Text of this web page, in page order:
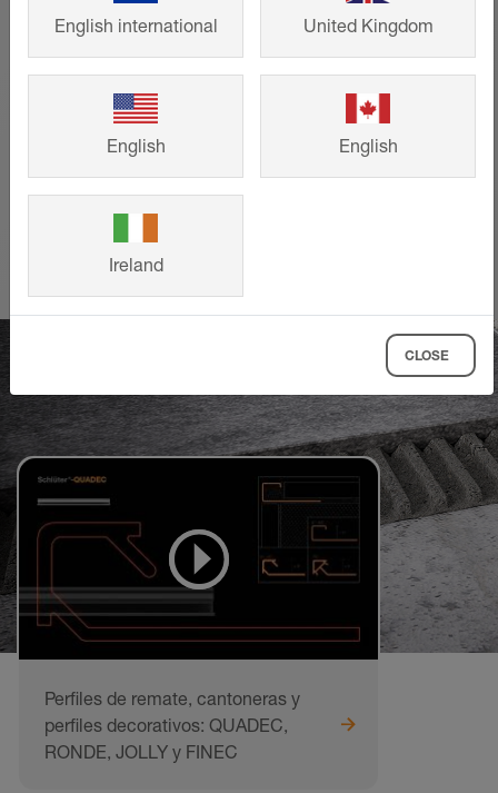
Systems garantizan un bonito diseño y
durabilidad a partes iguales. Deje que
de nuestros clientes le sirvan de
inspiración para su proyecto personal.
Perfiles de remate, cantoneras y
perfiles decorativos: QUADEC,
RONDE, JOLLY y FINEC
English international United Kingdom
English English
Ireland
CLOSE